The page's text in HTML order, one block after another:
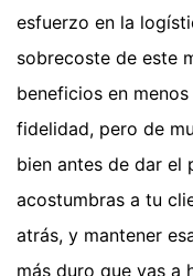
esfuerzo en la
sobrecoste de este
beneficios en
fidelidad, pero de
bien antes de dar el
acostumbras a tu
atrás, y mantener
más duro que vas a